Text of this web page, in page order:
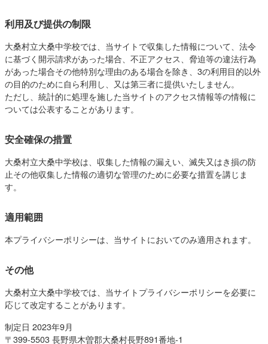
利用及び提供の制限
大桑村立大桑中学校では、当サイトで収集した情報について、法令
に基づく開示請求があった場合、不正アクセス、脅迫等の違法行為
があった場合その他特別な理由のある場合を除き、3の利用目的以外
の目的のために自ら利用し、又は第三者に提供いたしません。
ただし、統計的に処理を施した当サイトのアクセス情報等の情報に
ついては公表することがあります。
安全確保の措置
大桑村立大桑中学校は、収集した情報の漏えい、滅失又はき損の防
止その他収集した情報の適切な管理のために必要な措置を講じま
す。
適用範囲
本プライバシーポリシーは、当サイトにおいてのみ適用されます。
その他
大桑村立大桑中学校では、当サイトプライバシーポリシーを必要に
応じて改定することがあります。
制定日 2023年9月
〒399-5503 長野県木曽郡大桑村長野891番地-1